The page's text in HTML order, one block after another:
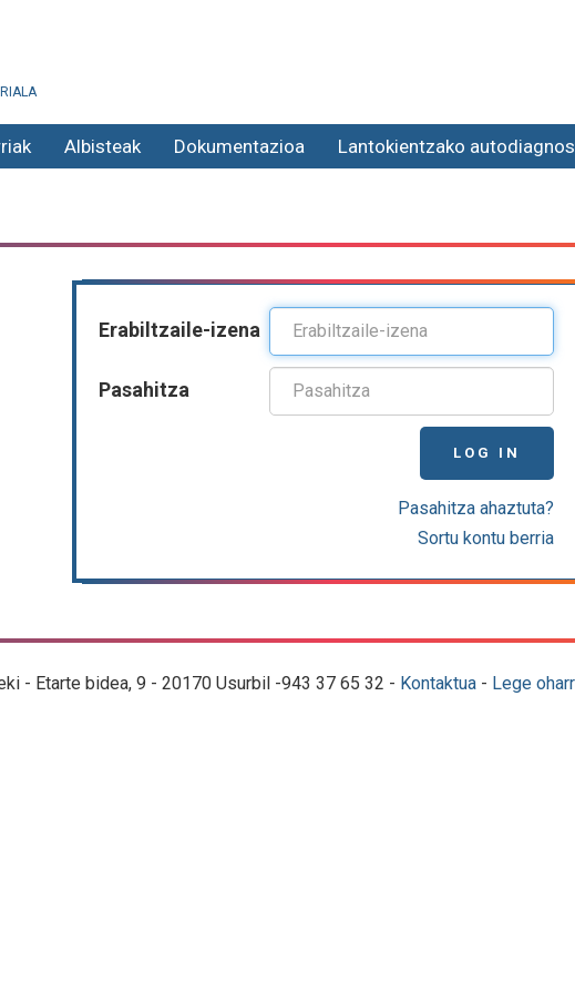
Albisteak Dokumentazioa Lantokientzako
Erabiltzaile-izena
Pasahitza
LOG IN
Pasahitza ahaztuta?
Sortu kontu berria
- Etarte bidea, 9 - 20170 Usurbil -943 37 65 32 - Kontaktua- Lege